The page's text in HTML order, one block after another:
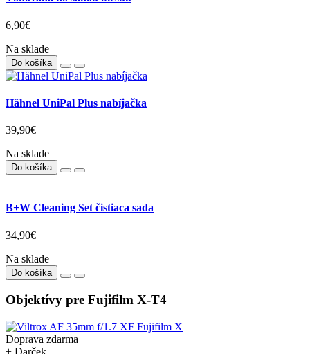
6,90€
Na sklade
Do košíka
Hähnel UniPal Plus nabíjačka
39,90€
Na sklade
Do košíka
B+W Cleaning Set čistiaca sada
34,90€
Na sklade
Do košíka
Objektívy pre Fujifilm X-T4
Doprava zdarma
+ Darček